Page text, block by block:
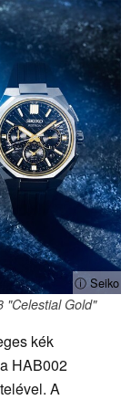
ⓘ Seiko
"Celestial Gold"
kék
HAB002
A